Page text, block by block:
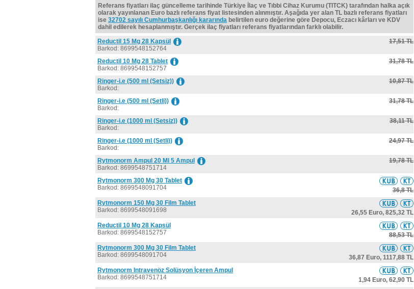
Referans fiyatları ilaç güncelleme tarihinde Türkiye İlaç ve Tıbbi Cihaz Kurumu (TITCK) tarafından halka açık
olarak yayınlanan Euro bazlı referans fiyat listesinden alınmıştır. Aşağıda yer alan TL bazlı referans fiyatları
ise 32702 sayılı Cumhurbaşkanlığı kararında belirtilen euro değerine göre Depocu, Eczacı kârları ve KDV
dahil edilerek hesaplanmıştır. Gerçek ilaç fiyatları referans fiyatlarından farklı olabilir.
Reductil 15 Mg 28 Kapsül
Barkod: 8699548152764
17,51 TL
Reductil 10 Mg 28 Tablet
Barkod: 8699548152757
31,78 TL
Ringer-i.e (500 ml (Setsiz))
Barkod:
10,87 TL
Ringer-i.e (500 ml (Setli))
Barkod:
31,78 TL
Ringer-i.e (1000 ml (Setsiz))
Barkod:
38,11 TL
Ringer-i.e (1000 ml (Setli))
Barkod:
24,97 TL
Rytmonorm Ampul 20 Ml 5 Ampul
Barkod: 8699548751714
19,78 TL
Rytmonorm 300 Mg 30 Tablet
Barkod: 8699548091704
36,8 TL
Rytmonorm 150 Mg 30 Film Tablet
Barkod: 8699548091698
26,55 Euro, 825,32 TL
Reductil 10 Mg 28 Kapsül
Barkod: 8699548152757
88,53 TL
Rytmonorm 300 Mg 30 Film Tablet
Barkod: 8699548091704
36,87 Euro, 1117,88 TL
Rytmonorm Intravenöz Solüsyon İçeren Ampul
Barkod: 8699548751714
1,94 Euro, 62,90 TL